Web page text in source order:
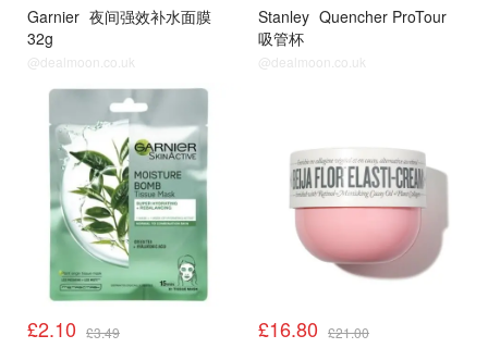
Garnier 夜间强效补水面膜
32g
@dealmoon.co.uk
Stanley Quencher ProTour
吸管杯
@dealmoon.co.uk
£2.10 £3.49 £16.80 £21.00